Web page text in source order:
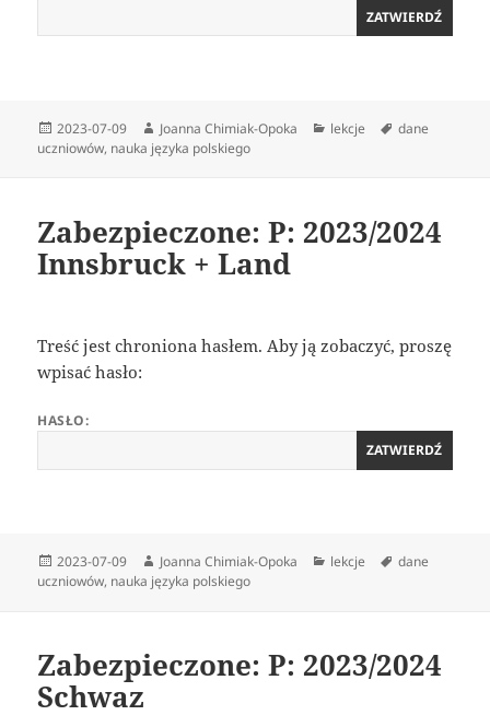
Data
publikacji
2023-07-09 Autor
Joanna Chimiak-Opoka Kategorie
lekcje Tagi
dane
uczniowów, nauka języka polskiego
Zabezpieczone: P: 2023/2024
Innsbruck + Land
Treść jest chroniona hasłem. Aby ją zobaczyć, proszę
wpisać hasło:
HASŁO:
Data
publikacji
2023-07-09 Autor
Joanna Chimiak-Opoka Kategorie
lekcje Tagi
dane
uczniowów, nauka języka polskiego
Zabezpieczone: P: 2023/2024
Schwaz